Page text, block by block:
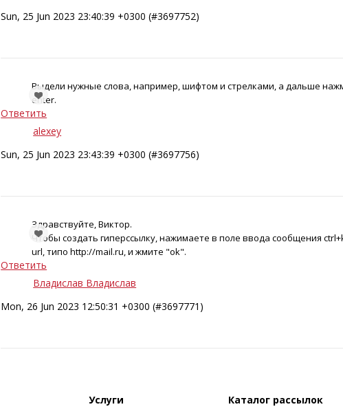
Sun, 25 Jun 2023 23:40:39 +0300 (#3697752)
Выдели нужные слова, например, шифтом и стрелками, а дальше
enter.
Ответить
alexey
Sun, 25 Jun 2023 23:43:39 +0300 (#3697756)
Здравствуйте, Виктор.
Чтобы создать гиперссылку, нажимаете в поле ввода сообщения
url, типо http://mail.ru, и жмите "ok".
Ответить
Владислав Владислав
Mon, 26 Jun 2023 12:50:31 +0300 (#3697771)
Услуги Каталог рассылок